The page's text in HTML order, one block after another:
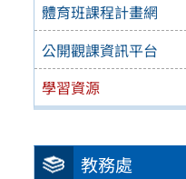
體育班課程計畫網
公開觀課資訊平台
學習資源
教務處